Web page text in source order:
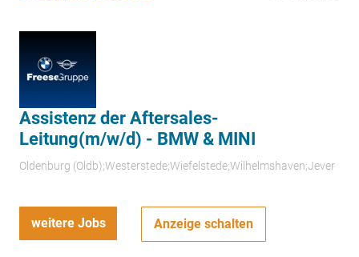
Assistenz der Aftersales-
Leitung(m/w/d) - BMW & MINI
Oldenburg (Oldb);Westerstede;Wiefelstede;Wilhelmshaven;Jever
weitere Jobs Anzeige schalten